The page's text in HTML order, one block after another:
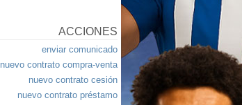
ACCIONES
enviar comunicado
nuevo contrato compra-venta
nuevo contrato cesión
nuevo contrato préstamo